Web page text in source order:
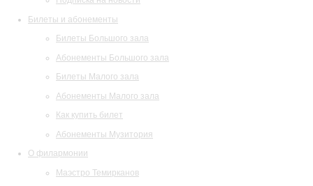
Билеты и абонементы
Билеты Большого зала
Абонементы Большого зала
Билеты Малого зала
Абонементы Малого зала
Как купить билет
Абонементы Музитория
О филармонии
Маэстро Темирканов